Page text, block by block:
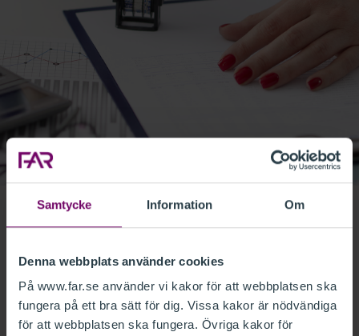
Samtycke Information Om
Denna webbplats använder cookies
På www.far.se använder vi kakor för att webbplatsen ska
fungera på ett bra sätt för dig. Vissa kakor är nödvändiga
för att webbplatsen ska fungera. Övriga kakor för
gemensamt projekt med målet att ta fram en
enhetlig auktorisation för redovisnings- och
lönekonsulter.